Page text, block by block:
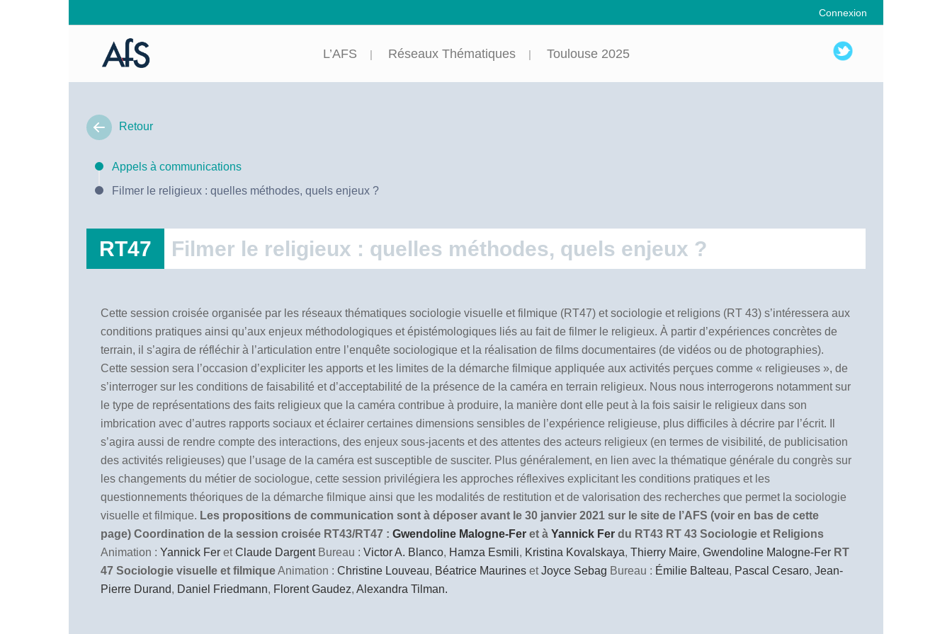
Connexion
L’AFS Réseaux Thématiques Toulouse 2025
Retour
Appels à communications
Filmer le religieux : quelles méthodes, quels enjeux ?
RT47 Filmer le religieux : quelles méthodes, quels enjeux ?
Cette session croisée organisée par les réseaux thématiques sociologie visuelle et filmique (RT47) et sociologie et religions (RT 43) s’intéressera aux
conditions pratiques ainsi qu’aux enjeux méthodologiques et épistémologiques liés au fait de filmer le religieux. À partir d’expériences concrètes de
terrain, il s’agira de réfléchir à l’articulation entre l’enquête sociologique et la réalisation de films documentaires (de vidéos ou de photographies).
Cette session sera l’occasion d’expliciter les apports et les limites de la démarche filmique appliquée aux activités perçues comme « religieuses », de
s’interroger sur les conditions de faisabilité et d’acceptabilité de la présence de la caméra en terrain religieux. Nous nous interrogerons notamment sur
le type de représentations des faits religieux que la caméra contribue à produire, la manière dont elle peut à la fois saisir le religieux dans son
imbrication avec d’autres rapports sociaux et éclairer certaines dimensions sensibles de l’expérience religieuse, plus difficiles à décrire par l’écrit. Il
s’agira aussi de rendre compte des interactions, des enjeux sous-jacents et des attentes des acteurs religieux (en termes de visibilité, de publicisation
des activités religieuses) que l’usage de la caméra est susceptible de susciter. Plus généralement, en lien avec la thématique générale du congrès sur
les changements du métier de sociologue, cette session privilégiera les approches réflexives explicitant les conditions pratiques et les
questionnements théoriques de la démarche filmique ainsi que les modalités de restitution et de valorisation des recherches que permet la sociologie
visuelle et filmique. Les propositions de communication sont à déposer avant le 30 janvier 2021 sur le site de l’AFS (voir en bas de cette
page) Coordination de la session croisée RT43/RT47 : Gwendoline Malogne-Fer et à Yannick Fer du RT43 RT 43 Sociologie et Religions
Animation : Yannick Fer etClaude DargentBureau : Victor A. Blanco, Hamza Esmili, Kristina Kovalskaya, Thierry Maire, Gwendoline Malogne-Fer RT
47 Sociologie visuelle et filmiqueAnimation : Christine Louveau, Béatrice Maurines etJoyce Sebag Bureau : Émilie Balteau, Pascal Cesaro, Jean-
Pierre Durand, Daniel Friedmann, Florent Gaudez, Alexandra Tilman.